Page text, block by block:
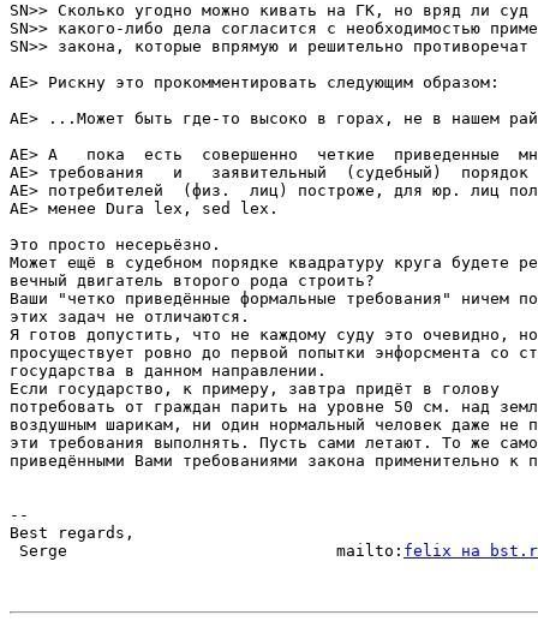
SN>> Сколько угодно можно кивать на ГК, но вряд ли суд
SN>> какого-либо дела согласится с необходимостью
SN>> закона, которые впрямую и решительно
AE> Рискну это прокомментировать следующим образом:
AE> ...Может быть где-то высоко в горах, не в нашем
AE> А   пока  есть  совершенно  четкие  приведенные
AE> требования   и   заявительный  (судебный)
AE> потребителей  (физ.  лиц) построже, для юр. лиц
AE> менее Dura lex, sed lex.
Это просто несерьёзно.
Может ещё в судебном порядке квадратуру круга будете
вечный двигатель второго рода строить?
Ваши "четко приведённые формальные требования" ничем
этих задач не отличаются.
Я готов допустить, что не каждому суду это очевидно,
просуществует ровно до первой попытки энфорсмента со
государства в данном направлении.
Если государство, к примеру, завтра придёт в голову
потребовать от граждан парить на уровне 50 см. над
воздушным шарикам, ни один нормальный человек даже не
эти требования выполнять. Пусть сами летают. То же
приведёнными Вами требованиями закона применительно к
--
Best regards,
Serge                            mailto: felix на